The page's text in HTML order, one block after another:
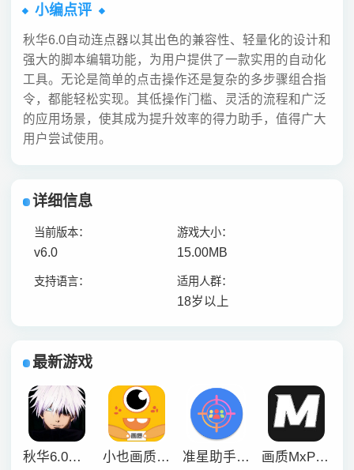
小编点评
秋华6.0自动连点器以其出色的兼容性、轻量化的设计和
强大的脚本编辑功能，为用户提供了一款实用的自动化
工具。无论是简单的点击操作还是复杂的多步骤组合指
令，都能轻松实现。其低操作门槛、灵活的流程和广泛
的应用场景，使其成为提升效率的得力助手，值得广大
用户尝试使用。
详细信息
当前版本：
v6.0
游戏大小：
15.00MB
支持语言： 适用人群：
18岁以上
最新游戏
秋华6.0自动连点器 小也画质怪兽3.0 准星助手辅助瞄准器 画质MxPro暗区突围